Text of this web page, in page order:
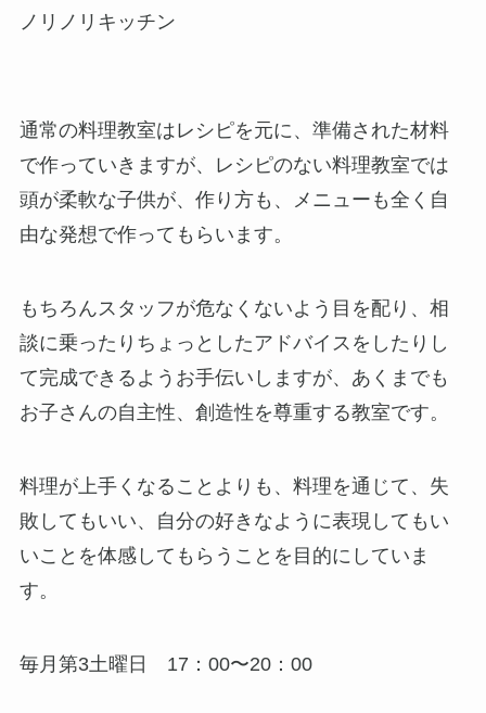
ノリノリキッチン
通常の料理教室はレシピを元に、準備された材料
で作っていきますが、レシピのない料理教室では
頭が柔軟な子供が、作り方も、メニューも全く自
由な発想で作ってもらいます。
もちろんスタッフが危なくないよう目を配り、相
談に乗ったりちょっとしたアドバイスをしたりし
て完成できるようお手伝いしますが、あくまでも
お子さんの自主性、創造性を尊重する教室です。
料理が上手くなることよりも、料理を通じて、失
敗してもいい、自分の好きなように表現してもい
いことを体感してもらうことを目的にしていま
す。
毎月第3土曜日 17：00〜20：00